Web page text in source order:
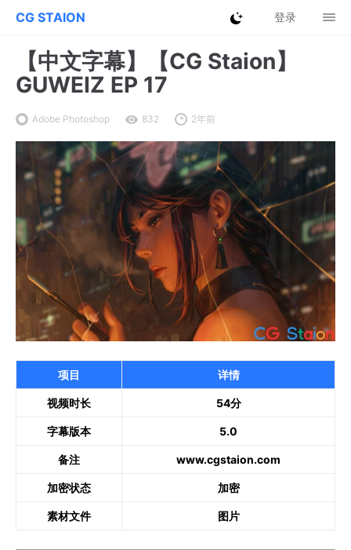
CG STAION 登录
【中文字幕】【CG Staion】
GUWEIZ EP 17
Adobe Photoshop 832 2年前
项目 详情
视频时长 54分
字幕版本 5.0
备注 www.cgstaion.com
加密状态 加密
素材文件 图片